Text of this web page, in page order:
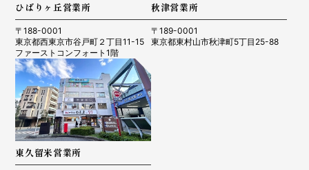
ひばりヶ丘営業所
〒188-0001
東京都西東京市谷戸町２丁目11-15
ファーストコンフォート1階
秋津営業所
〒189-0001
東京都東村山市秋津町5丁目25-88
東久留米営業所